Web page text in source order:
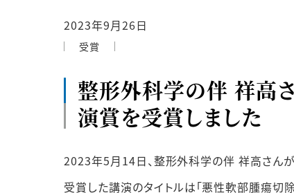
2023年9月26日
受賞
整形外科学の伴 祥高
演賞を受賞しました
2023年5月14日、整形外科学の伴 祥高さん
受賞した講演のタイトルは「悪性軟部腫瘍切